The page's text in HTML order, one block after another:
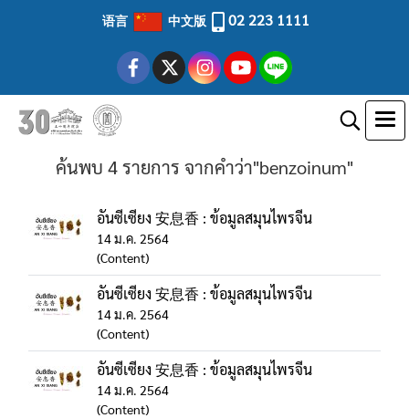
语言 中文版 02 223 1111
ค้นพบ 4 รายการ จากคำว่า"benzoinum"
อันซีเซียง 安息香 : ข้อมูลสมุนไพรจีน
14 ม.ค. 2564
(Content)
อันซีเซียง 安息香 : ข้อมูลสมุนไพรจีน
14 ม.ค. 2564
(Content)
อันซีเซียง 安息香 : ข้อมูลสมุนไพรจีน
14 ม.ค. 2564
(Content)